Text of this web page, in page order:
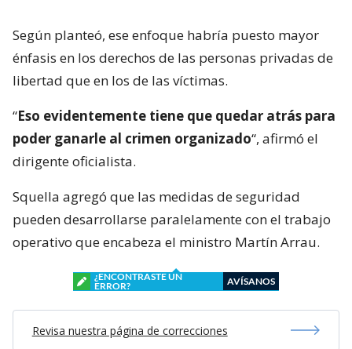
Según planteó, ese enfoque habría puesto mayor
énfasis en los derechos de las personas privadas de
libertad que en los de las víctimas.
“Eso evidentemente tiene que quedar atrás para
poder ganarle al crimen organizado“, afirmó el
dirigente oficialista.
Squella agregó que las medidas de seguridad
pueden desarrollarse paralelamente con el trabajo
operativo que encabeza el ministro Martín Arrau.
¿ENCONTRASTE UN
ERROR?
AVÍSANOS
Revisa nuestra página de correcciones